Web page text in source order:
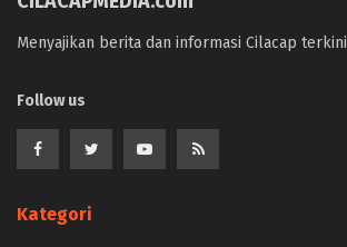
Menyajikan berita dan informasi Cilacap terkini
Follow us
Kategori